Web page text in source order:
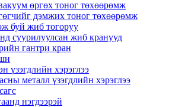
өргөх тоног төхөөрөмж
дэмжих тоног төхөөрөмж
буй жиб тогоруу
суурилуулсан жиб кранууд
гантри кран
үзэгдлийн хэрэглээ
металл үзэгдлийн хэрэглээ
нэгдээрэй